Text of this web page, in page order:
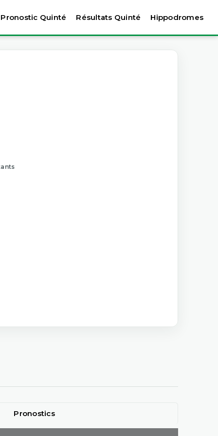
Pronostic Quinté Résultats Quinté Hippodromes
Pronostics